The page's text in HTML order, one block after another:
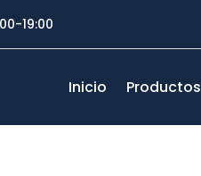
19:00
Inicio Productos